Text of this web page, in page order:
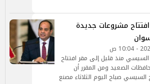
مشروعات جديدة
منذ قليل إلى مقر افتتاح
الصعيد ومن المقرر أن
السيسي صباح اليوم الثلاثاء مصنع